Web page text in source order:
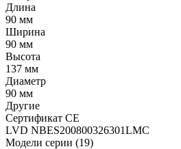
Длина
90 мм
Ширина
90 мм
Высота
137 мм
Диаметр
90 мм
Другие
Сертификат CE
LVD NBES200800326301LMC
Модели серии (19)